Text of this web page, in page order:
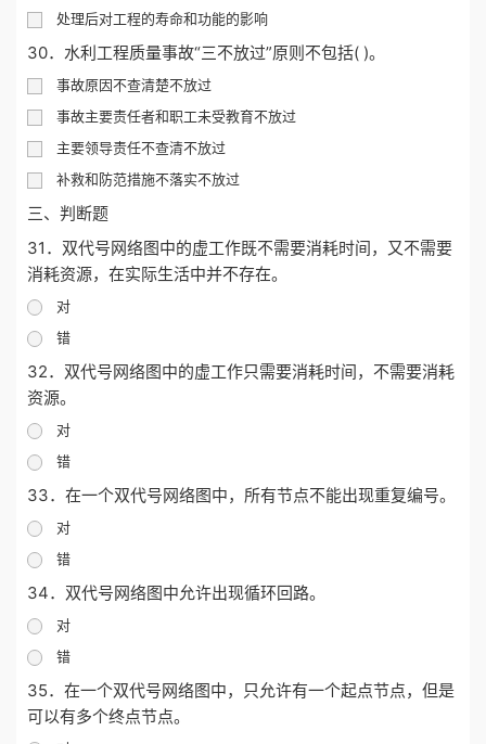
处理后对工程的寿命和功能的影响
30．水利工程质量事故“三不放过”原则不包括( )。
事故原因不查清楚不放过
事故主要责任者和职工未受教育不放过
主要领导责任不查清不放过
补救和防范措施不落实不放过
三、判断题
31．双代号网络图中的虚工作既不需要消耗时间，又不需要
消耗资源，在实际生活中并不存在。
对
错
32．双代号网络图中的虚工作只需要消耗时间，不需要消耗
资源。
对
错
33．在一个双代号网络图中，所有节点不能出现重复编号。
对
错
34．双代号网络图中允许出现循环回路。
对
错
35．在一个双代号网络图中，只允许有一个起点节点，但是
可以有多个终点节点。